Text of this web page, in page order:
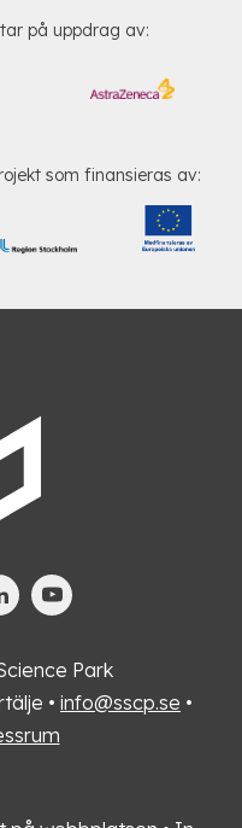
på uppdrag av:
som finansieras av:
Park
• info@sscp.se •